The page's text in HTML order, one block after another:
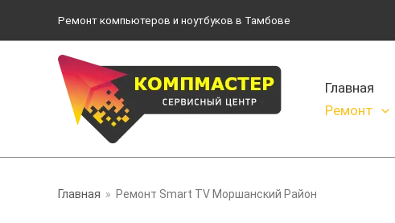
содержимому
Ремонт компьютеров и ноутбуков в Тамбове
Главная
Ремонт
Главная Ремонт Smart TV Моршанский Район